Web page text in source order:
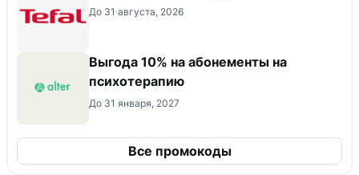
До 31 августа, 2026
Выгода 10% на абонементы на
психотерапию
До 31 января, 2027
Все промокоды